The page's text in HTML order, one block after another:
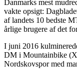
Danmarks mest
vakte opsigt:
af landets 10 bedste
årlige brugere af det
I juni 2016
DM i Mountainbike
Nordskovspor med